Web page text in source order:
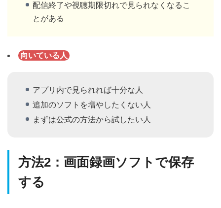
配信終了や視聴期限切れで見られなくなるこ
とがある
向いている人
アプリ内で見られれば十分な人
追加のソフトを増やしたくない人
まずは公式の方法から試したい人
方法2：画面録画ソフトで保存
する